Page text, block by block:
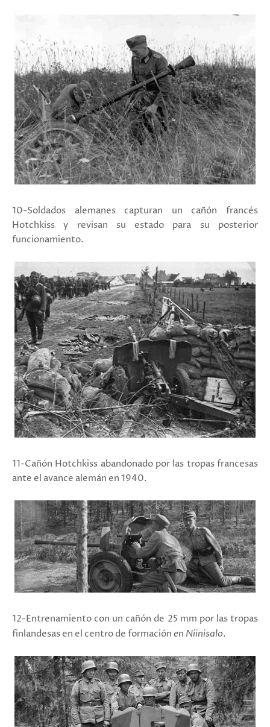
10-Soldados alemanes capturan un cañón francés
Hotchkiss y revisan su estado para su posterior
funcionamiento.
11-Cañón Hotchkiss abandonado por las tropas francesas
ante el avance alemán en 1940.
12-Entrenamiento con un cañón de 25 mm por las tropas
finlandesas en el centro de formación en Niinisalo.